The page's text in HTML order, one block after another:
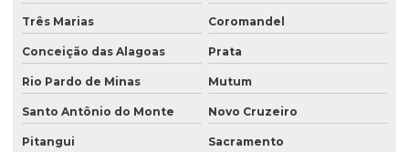
Três Marias Coromandel
Conceição das Alagoas Prata
Rio Pardo de Minas Mutum
Santo Antônio do Monte Novo Cruzeiro
Pitangui Sacramento